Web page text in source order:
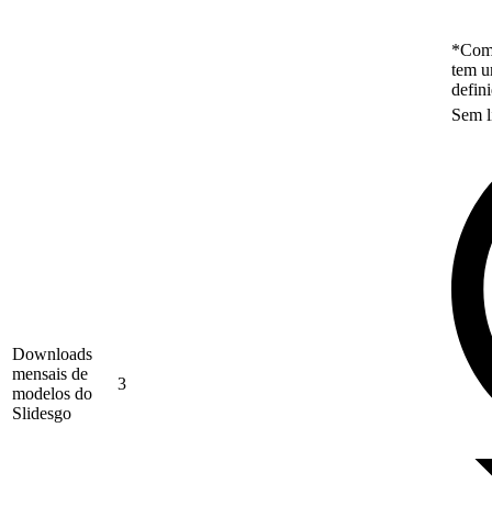
tem
Downloads
mensais de
modelos do
Slidesgo
3
Sem